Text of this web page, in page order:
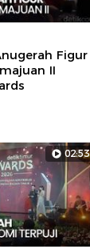
Figur
II
02:53